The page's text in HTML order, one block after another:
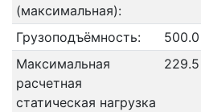
(максимальная):
Грузоподъёмность:
Максимальная
расчетная
статическая нагрузка